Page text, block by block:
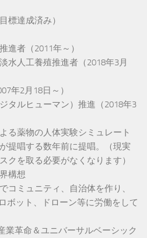
標達成済み）
進者（2011年～）
水人工養殖推進者（2018年3月
年2月18日～）
タルヒューマン）推進（2018年3
る薬物の人体実験シミュレート
提唱する数年前に提唱。（現実
クを取る必要がなくなります）
構想
コミュニティ、自治体を作り、
ボット、ドローン等に労働をして
業革命＆ユニバーサルベーシック